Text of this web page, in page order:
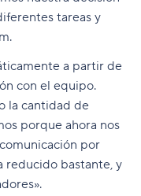
tareas y
a partir de
con el equipo.
la cantidad de
porque ahora nos
por
reducido bastante, y